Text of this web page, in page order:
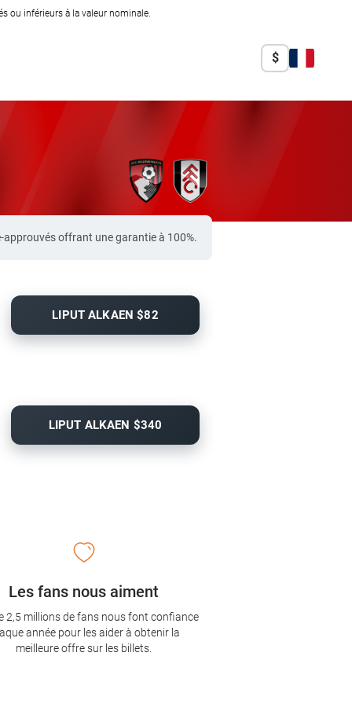
ou inférieurs à la valeur nominale.
$
offrant une garantie à 100%.
LIPUT ALKAEN $82
LIPUT ALKAEN $340
Les fans nous aiment
2,5 millions de fans nous font confiance
année pour les aider à obtenir la
meilleure offre sur les billets.